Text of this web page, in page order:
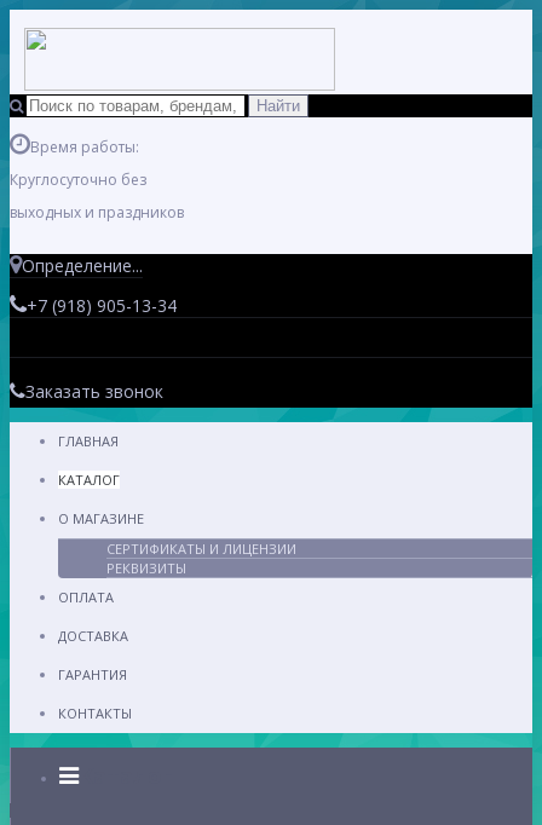
Время работы:
Круглосуточно без
выходных и праздников
Определение...
+7 (918) 905-13-34
Заказать звонок
ГЛАВНАЯ
КАТАЛОГ
О МАГАЗИНЕ
СЕРТИФИКАТЫ И ЛИЦЕНЗИИ
РЕКВИЗИТЫ
ОПЛАТА
ДОСТАВКА
ГАРАНТИЯ
КОНТАКТЫ
Каталог